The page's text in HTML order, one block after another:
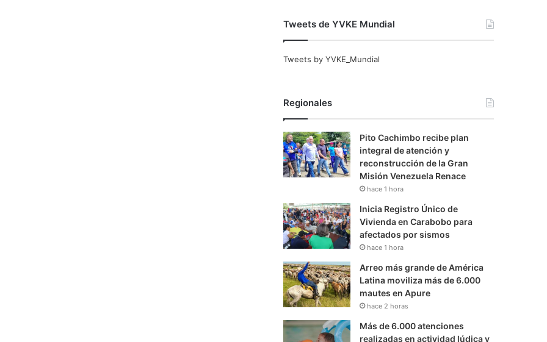
Tweets de YVKE Mundial
Tweets by YVKE_Mundial
Regionales
Pito Cachimbo recibe plan
integral de atención y
reconstrucción de la Gran
Misión Venezuela Renace
hace 1 hora
Inicia Registro Único de
Vivienda en Carabobo para
afectados por sismos
hace 1 hora
Arreo más grande de América
Latina moviliza más de 6.000
mautes en Apure
hace 2 horas
Más de 6.000 atenciones
realizadas en actividad lúdica y